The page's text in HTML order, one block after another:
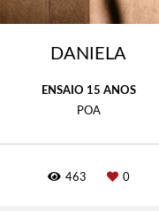
DANIELA
ENSAIO 15 ANOS
POA
463 0